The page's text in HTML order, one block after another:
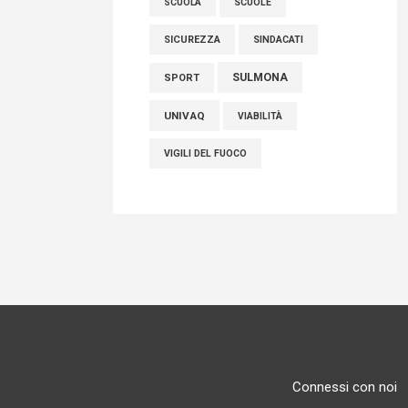
SCUOLA
SICUREZZA SINDACATI
SPORT SULMONA
UNIVAQ VIABILITÀ
VIGILI DEL FUOCO
Connessi con noi